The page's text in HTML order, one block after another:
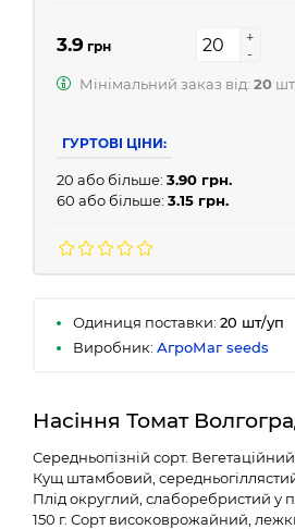
3.9 грн
+
-
+
-
Мінімальний заказ від: 20
ГУРТОВІ ЦІНИ:
20 або більше: 3.90 грн.
60 або більше: 3.15 грн.
Одиниця поставки: 20 шт/уп
Виробник: АгроМаг seeds
Насіння Томат
Середньопізній сорт. Вегетаційний
Кущ штамбовий,
Плід округлий, слаборебристий у
150 г. Сорт високоврожайний,